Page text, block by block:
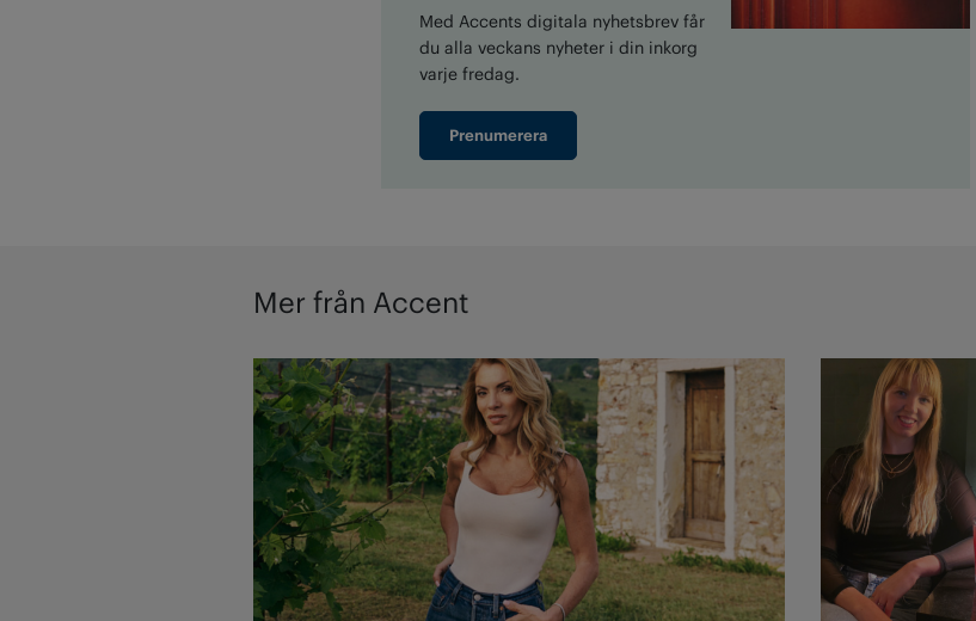
Med Accents digitala nyhetsbrev får
du alla veckans nyheter i din inkorg
varje fredag.
Prenumerera
Mer från Accent